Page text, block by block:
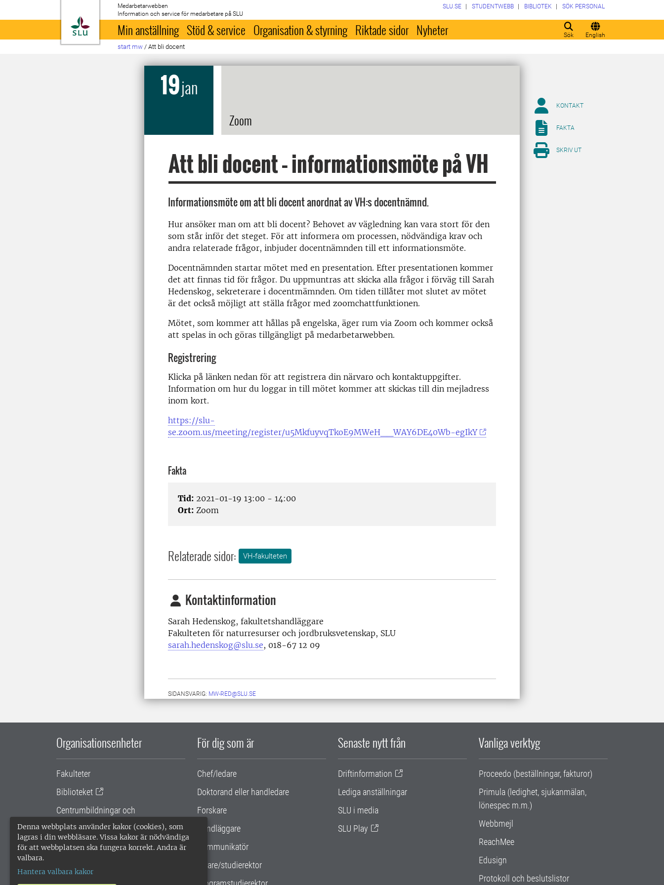
Denna webbplats använder kakor (cookies), som
lagras i din webbläsare. Vissa kakor är nödvändiga
för att webbplatsen ska fungera korrekt. Andra är
valbara.
Hantera valbara kakor
Till startsida
Medarbetarwebben
Information och service för medarbetare på SLU
Sök English
SLU.SE STUDENTWEBB BIBLIOTEK SÖK PERSONAL
Min anställning Stöd & service Organisation & styrning Riktade sidor Nyheter
start mw / Att bli docent
19jan
Zoom
Att bli docent – informationsmöte på VH
Informationsmöte om att bli docent anordnat av VH:s docentnämnd.
Hur ansöker man om att bli docent? Behovet av vägledning kan vara stort för den
som står inför det steget. För att informera om processen, nödvändiga krav och
andra relaterade frågor, inbjuder docentnämnden till ett informationsmöte.
Docentnämnden startar mötet med en presentation. Efter presentationen kommer
det att finnas tid för frågor. Du uppmuntras att skicka alla frågor i förväg till Sarah
Hedenskog, sekreterare i docentmämnden. Om tiden tillåter mot slutet av mötet
är det också möjligt att ställa frågor med zoomchattfunktionen.
Mötet, som kommer att hållas på engelska, äger rum via Zoom och kommer också
att spelas in och göras tillgängligt på medarbetarwebben.
Registrering
Klicka på länken nedan för att registrera din närvaro och kontaktuppgifter.
Information om hur du loggar in till mötet kommer att skickas till din mejladress
inom kort.
https://slu-
se.zoom.us/meeting/register/u5MkfuyvqTkoE9MWeH__WAY6DE40Wb-egIkY
Fakta
Tid: 2021-01-19 13:00 - 14:00
Ort: Zoom
Relaterade sidor: VH-fakulteten
Kontaktinformation
Sarah Hedenskog, fakultetshandläggare
Fakulteten för naturresurser och jordbruksvetenskap, SLU
sarah.hedenskog@slu.se, 018-67 12 09
SIDANSVARIG: MW-RED@SLU.SE
KONTAKT
FAKTA
SKRIV UT
Organisationsenheter
Fakulteter
Biblioteket
Centrumbildningar och
samarbetsprojekt
Gemensamma verksamhetsstödet
För dig som är
Chef/ledare
Doktorand eller handledare
Forskare
Handläggare
Kommunikatör
Lärare/studierektor
Senaste nytt från
Driftinformation
Lediga anställningar
SLU i media
SLU Play
Vanliga verktyg
Proceedo (beställningar, fakturor)
Primula (ledighet, sjukanmälan,
lönespec m.m.)
Webbmejl
ReachMee
Edusign
Protokoll och beslutslistor